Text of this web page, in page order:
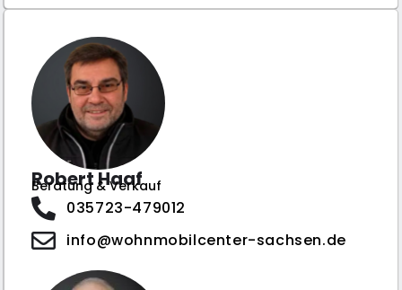
Robert Haaf
Beratung & Verkauf
035723-479012
info@wohnmobilcenter-sachsen.de